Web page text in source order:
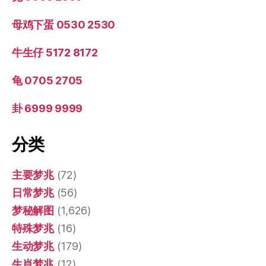
母鸡下蛋 0530 2530
牛生仔 5172 8172
龟 0705 2705
卦 6999 9999
分类
主要梦兆(72)
日常梦兆(56)
梦秘解图 (1,626)
特殊梦兆(16)
生动梦兆(179)